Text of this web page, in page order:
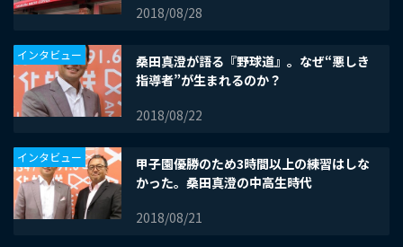
2018/08/28
桑田真澄が語る『野球道』。なぜ“悪しき
指導者”が生まれるのか？
2018/08/22
インタビュー
甲子園優勝のため3時間以上の練習はしな
かった。桑田真澄の中高生時代
2018/08/21
インタビュー